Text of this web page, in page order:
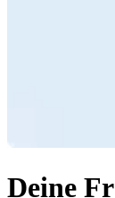
Deine